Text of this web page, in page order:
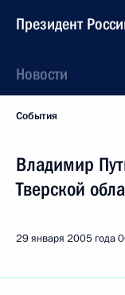
Президент
Новости
События
Владимир
Тверской
29 января 2005 года